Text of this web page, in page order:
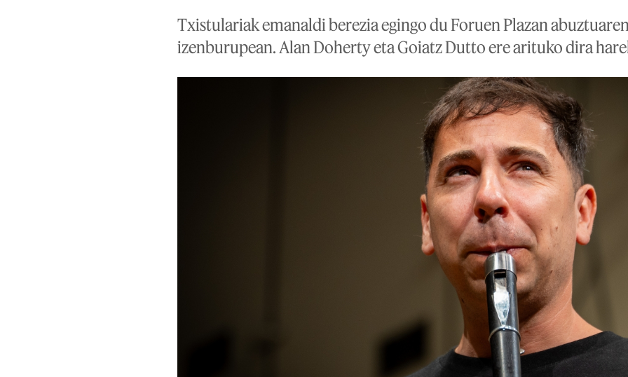
Txistulariak emanaldi berezia egingo du Foruen Plazan
izenburupean. Alan Doherty eta Goiatz Dutto ere arituko dira